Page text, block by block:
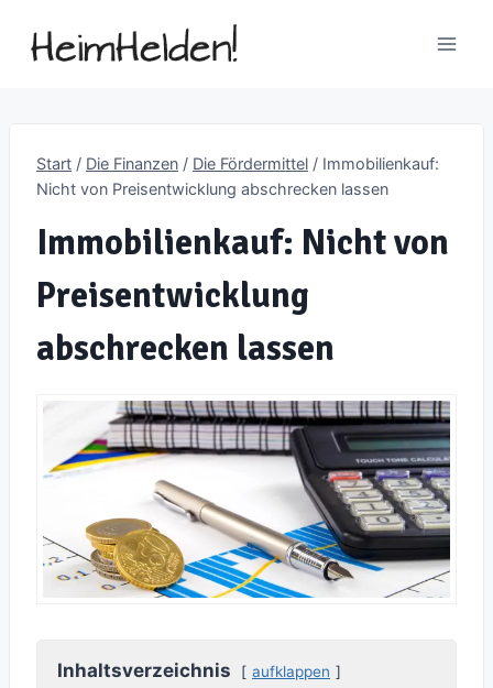
Inhalt
Start / Die Finanzen / Die Fördermittel / Immobilienkauf:
Nicht von Preisentwicklung abschrecken lassen
Immobilienkauf: Nicht von
Preisentwicklung
abschrecken lassen
Inhaltsverzeichnis aufklappen